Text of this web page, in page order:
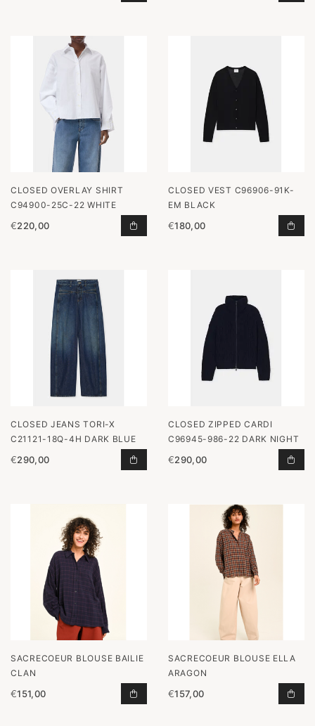
CLOSED OVERLAY SHIRT
C94900-25C-22 WHITE
€220,00 OVERLAY SHIRT C94900-25C-22
CLOSED VEST C96906-91K-
EM BLACK
€180,00
CLOSED JEANS TORI-X
C21121-18Q-4H DARK BLUE
€290,00 JEANS TORI-X C21121-18Q-4H
CLOSED ZIPPED CARDI
C96945-986-22 DARK NIGHT
€290,00
SACRECOEUR BLOUSE BAILIE
CLAN
€151,00 BLOUSE BAILIE CLAN TOEVOEGEN
SACRECOEUR BLOUSE ELLA
ARAGON
€157,00